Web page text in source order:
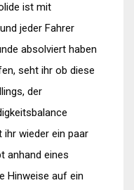
ist mit
jeder Fahrer
absolviert haben
seht ihr ob diese
der
wieder ein paar
anhand eines
Hinweise auf ein